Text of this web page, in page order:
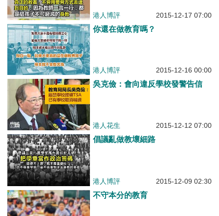
港人博評 2015-12-17 07:00
你還在做教育嗎？
港人博評 2015-12-16 00:00
吳克儉：會向違反學校發警告信
港人花生 2015-12-12 07:00
倡議亂做教壞細路
港人博評 2015-12-09 02:30
不守本分的教育